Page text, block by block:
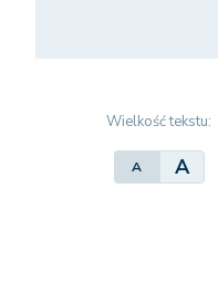
Wielkość tekstu:
A A